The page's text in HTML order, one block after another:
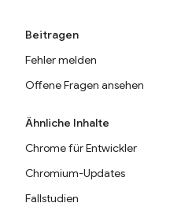
Beitragen
Fehler melden
Offene Fragen ansehen
Ähnliche Inhalte
Chrome für Entwickler
Chromium-Updates
Fallstudien